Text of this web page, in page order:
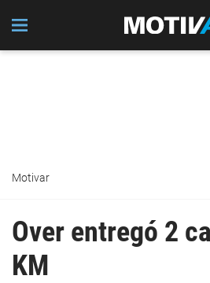
Motivar
Over entregó 2
KM